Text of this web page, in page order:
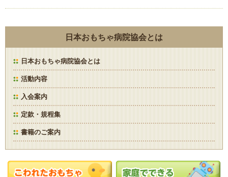
日本おもちゃ病院協会とは
活動内容
入会案内
定款・規程集
書籍のご案内